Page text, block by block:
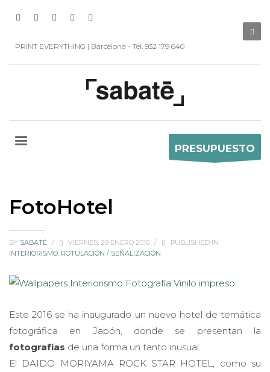
PRINT EVERYTHING | Barcelona - Tel. 932 179 640
PRESUPUESTO
FotoHotel
BY SABATÉ / VIERNES, 29 ENERO 2016 /
PUBLISHED IN
INTERIORISMO, ROTULACIÓN / SEÑALIZACIÓN
Este 2016 se ha inaugurado un nuevo hotel de temática
fotográfica en Japón, donde se presentan la
fotografías de una forma un tanto inusual.
El DAIDO MORIYAMA ROCK STAR HOTEL, como su